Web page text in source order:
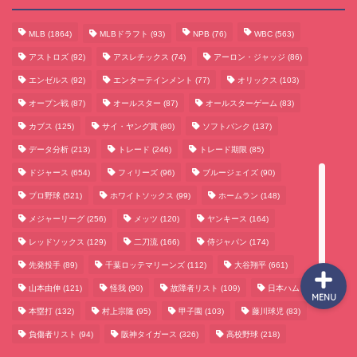
MLB (1864) MLBドラフト (93) NPB (76) WBC (563)
アストロズ (92) アスレチックス (74) アーロン・ジャッジ (86)
エンゼルス (92) エンターテインメント (77) オリックス (103)
オープン戦 (87) オールスター (87) オールスターゲーム (83)
カブス (125) サイ・ヤング賞 (80) ソフトバンク (137)
データ分析 (213) トレード (246) トレード期限 (85)
ドジャース (654) フィリーズ (96) ブルージェイズ (90)
プロ野球 (521) ホワイトソックス (99) ホームラン (148)
メジャーリーグ (256) メッツ (120) ヤンキース (164)
レッドソックス (129) 二刀流 (166) 侍ジャパン (174)
先発投手 (89) 千葉ロッテマリーンズ (112) 大谷翔平 (661)
山本由伸 (121) 怪我 (90) 故障者リスト (109) 日本ハム(117)
本塁打 (132) 村上宗隆 (95) 甲子園 (103) 藤川球児 (83)
負傷者リスト (94) 阪神タイガース (326) 高校野球 (218)
MENU
サッカーまとめ
ゲームまとめ
テクノロジーまとめ
ビジネス・経済まとめ